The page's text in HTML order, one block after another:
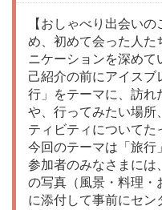
【おしゃべり出会い
め、初めて会った人た
ニケーションを深めて
己紹介の前にアイスブ
行」をテーマに、訪れ
や、行ってみたい場所
ティビティについてた
今回のテーマは「旅
参加者のみなさまには
の写真（風景・料理・
に添付して事前にセン